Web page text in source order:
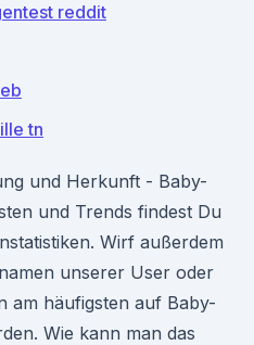
reddit
tn
und Herkunft - Baby-
und Trends findest Du
Wirf außerdem
unserer User oder
am häufigsten auf Baby-
Wie kann man das